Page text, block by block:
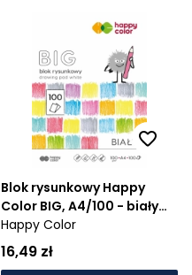
Blok rysunkowy Happy
Color BIG, A4/100 - biały
(HA 3710 2030-0B100)
Happy Color
16,49 zł